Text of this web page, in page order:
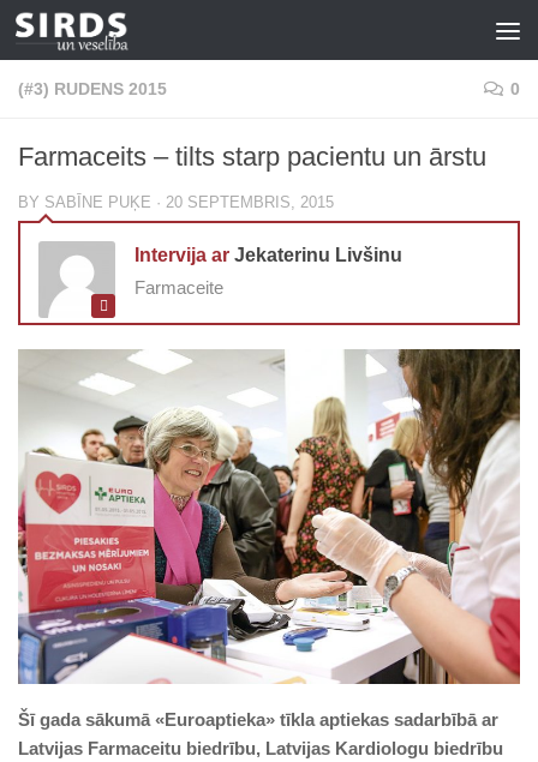
Skip to content
(#3) RUDENS 2015 0
Farmaceits – tilts starp pacientu un ārstu
BY SABĪNE PUĶE · 20 SEPTEMBRIS, 2015
Intervija ar Je­ka­te­ri­nu Livšinu
Farmaceite
Šī gada sākumā «Euroaptieka» tīkla aptiekas sadarbībā ar
Latvijas Farmaceitu biedrību, Latvijas Kardiologu biedrību